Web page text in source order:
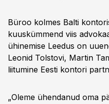
Büroo kolmes Balti
kuuskümmend viis
ühinemise Leedus on
Leonid Tolstovi, Martin
liitumine Eesti kontori
„Oleme ühendanud oma